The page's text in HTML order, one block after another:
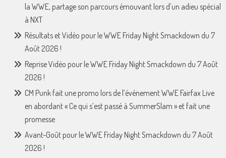
la WWE, partage son parcours émouvant lors d’un adieu spécial
à NXT
Résultats et Vidéo pour le WWE Friday Night Smackdown du 7
Août 2026 !
Reprise Vidéo pour le WWE Friday Night Smackdown du 7 Août
2026 !
CM Punk fait une promo lors de l’événement WWE Fairfax Live
en abordant « Ce qui s’est passé à SummerSlam » et fait une
promesse
Avant-Goût pour le WWE Friday Night Smackdown du 7 Août
2026 !